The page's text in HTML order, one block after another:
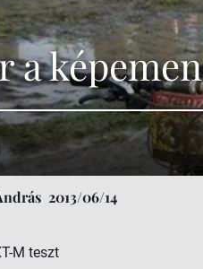
a képemen
2013/06/14
M teszt